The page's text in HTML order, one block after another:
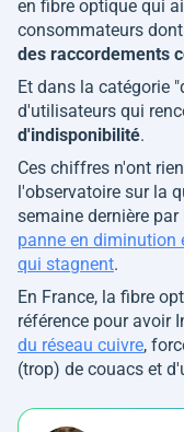
en fibre optique qui
consommateurs
des raccordements
Et dans la catégorie
d'utilisateurs qui
d'indisponibilité.
Ces chiffres n'ont
l'observatoire sur la
semaine dernière
panne en diminution
qui stagnent.
En France, la fibre
référence pour avoir
du réseau cuivre,
(trop) de couacs et